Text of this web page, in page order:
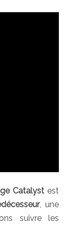
Catalystest
, une
suivre les